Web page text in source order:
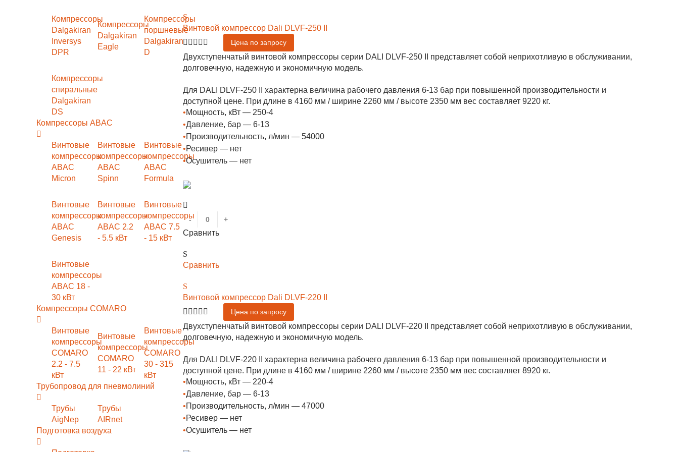
Компрессоры
Dalgakiran
Inversys
DPR
Компрессоры
Dalgakiran
Eagle
Компрессоры
поршневые
Dalgakiran
D
Компрессоры
спиральные
Dalgakiran
DS
Компрессоры ABAC
Винтовые
компрессоры
ABAC
Micron
Винтовые
компрессоры
ABAC
Spinn
Винтовые
компрессоры
ABAC
Formula
Винтовые
компрессоры
ABAC
Genesis
Винтовые
компрессоры
ABAC 2.2
- 5.5 кВт
Винтовые
компрессоры
ABAC 7.5
- 15 кВт
Винтовые
компрессоры
ABAC 18 -
30 кВт
Компрессоры COMARO
Винтовые
компрессоры
COMARO
2.2 - 7.5
кВт
Винтовые
компрессоры
COMARO
11 - 22 кВт
Винтовые
компрессоры
COMARO
30 - 315
кВт
Трубопровод для пневмолиний
Трубы
AigNep
Трубы
AIRnet
Подготовка воздуха
Винтовой компрессор Dali DLVF-250 II
Цена по запросу
Двухступенчатый винтовой компрессоры серии DALI DLVF-250 II представляет собой неприхотливую в обслуживании,
долговечную, надежную и экономичную модель.
Для DALI DLVF-250 II характерна величина рабочего давления 6-13 бар при повышенной производительности и
доступной цене. При длине в 4160 мм / ширине 2260 мм / высоте 2350 мм вес составляет 9220 кг.
•Мощность, кВт — 250-4
•Давление, бар — 6-13
•Производительность, л/мин — 54000
•Ресивер — нет
•Осушитель — нет
- +
Сравнить
Сравнить
Винтовой компрессор Dali DLVF-220 II
Цена по запросу
Двухступенчатый винтовой компрессоры серии DALI DLVF-220 II представляет собой неприхотливую в обслуживании,
долговечную, надежную и экономичную модель.
Для DALI DLVF-220 II характерна величина рабочего давления 6-13 бар при повышенной производительности и
доступной цене. При длине в 4160 мм / ширине 2260 мм / высоте 2350 мм вес составляет 8920 кг.
•Мощность, кВт — 220-4
•Давление, бар — 6-13
•Производительность, л/мин — 47000
•Ресивер — нет
•Осушитель — нет